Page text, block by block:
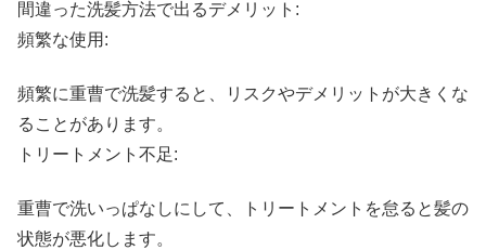
間違った洗髪方法で出るデメリット:
頻繁な使用:
頻繁に重曹で洗髪すると、リスクやデメリットが大きくな
ることがあります。
トリートメント不足:
重曹で洗いっぱなしにして、トリートメントを怠ると髪の
状態が悪化します。